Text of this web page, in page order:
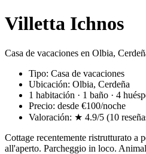
Villetta Ichnos
Casa de vacaciones en Olbia,
Tipo: Casa de vacaciones
Ubicación: Olbia, Cerdeña
1 habitación · 1 baño · 4
Precio: desde €100/noche
Valoración: ★ 4.9/5 (10
Cottage recentemente ristrutturato a
all'aperto. Parcheggio in loco.